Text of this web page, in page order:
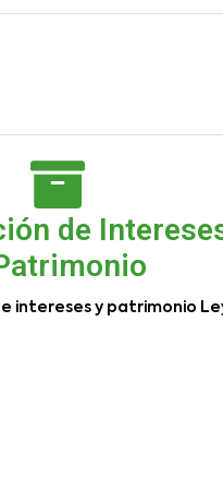
de
intereses y patrimonio